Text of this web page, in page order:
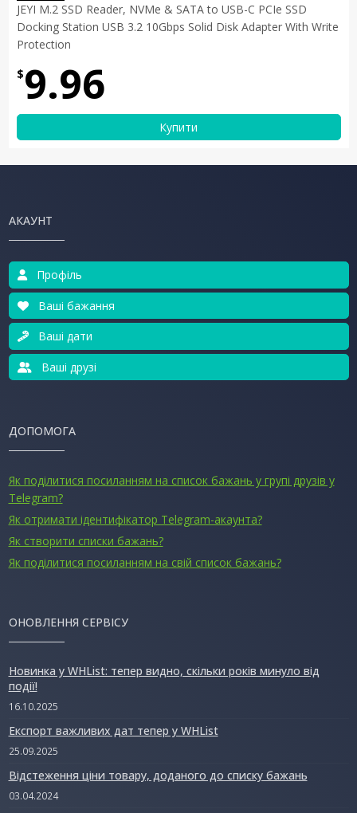
JEYI M.2 SSD Reader, NVMe & SATA to USB-C PCIe SSD
Docking Station USB 3.2 10Gbps Solid Disk Adapter With Write
Protection
$9.96
Купити
АКАУНТ
Профіль
Ваші бажання
Ваші дати
Ваші друзі
ДОПОМОГА
Як поділитися посиланням на список бажань у групі друзів у
Telegram?
Як отримати ідентифікатор Telegram-акаунта?
Як створити списки бажань?
Як поділитися посиланням на свій список бажань?
ОНОВЛЕННЯ СЕРВІСУ
Новинка у WHList: тепер видно, скільки років минуло від
події!
16.10.2025
Експорт важливих дат тепер у WHList
25.09.2025
Відстеження ціни товару, доданого до списку бажань
03.04.2024